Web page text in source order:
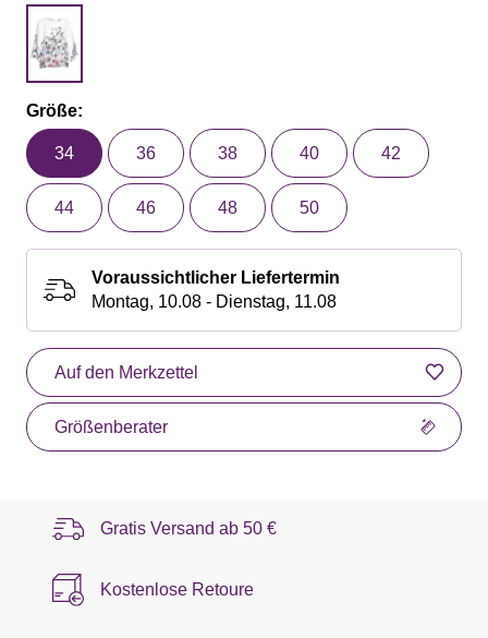
Größe:
34 36 38 40 42
44 46 48 50
Voraussichtlicher Liefertermin
Montag, 10.08 - Dienstag, 11.08
Auf den Merkzettel
Größenberater
Gratis Versand ab 50 €
Kostenlose Retoure